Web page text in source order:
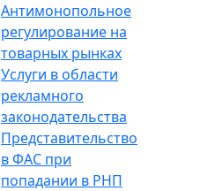
Антимонопольное
регулирование на
товарных рынках
Услуги в области
рекламного
законодательства
Представительство
в ФАС при
попадании в РНП